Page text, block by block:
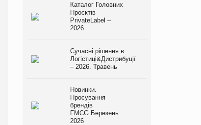
Каталог Головних
Проєктів
PrivateLabel –
2026
Сучасні рішення в
Логістиці&Дистрибуції
– 2026. Травень
Новинки.
Просування
брендів
FMCG.Березень
2026